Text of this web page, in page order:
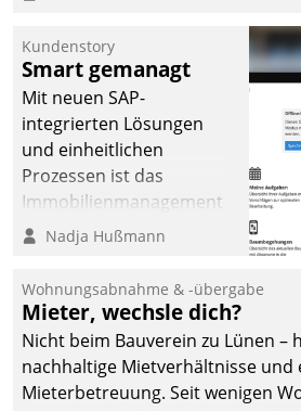
Kundenstory
Smart gemanagt
Mit neuen SAP-
integrierten Lösungen
und einheitlichen
Prozessen ist das
Immobilienmanagement
der Bayerischen
Ressort Kapitalanlage für
künftige Aufgaben und
Herausforderungen
gerüstet.
Nadja Hußmann
Wohnungsabnahme & -übergabe
Mieter, wechsle dich?
Nicht beim Bauverein zu Lünen –
nachhaltige Mietverhältnisse und
Mieterbetreuung. Seit wenigen